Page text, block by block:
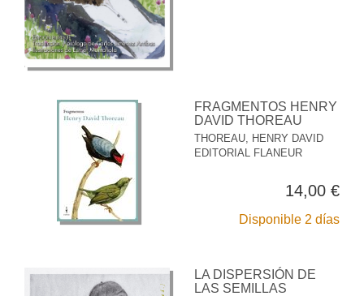
FRAGMENTOS HENRY
DAVID THOREAU
THOREAU, HENRY DAVID
EDITORIAL FLANEUR
14,00 €
Disponible 2 días
LA DISPERSIÓN DE
LAS SEMILLAS